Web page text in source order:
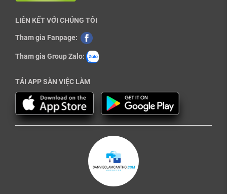
LIÊN KẾT VỚI CHÚNG TÔI
Tham gia Fanpage:
Tham gia Group Zalo:
TẢI APP SÀN VIỆC LÀM